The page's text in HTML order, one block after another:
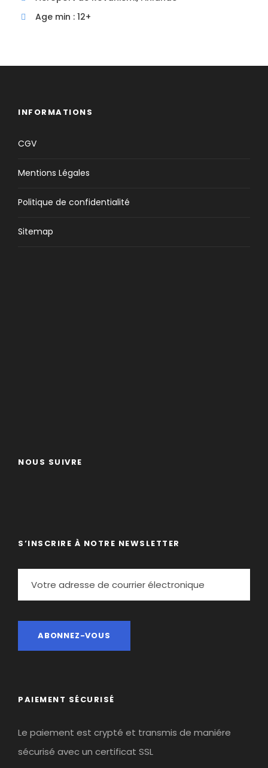
Age min : 12+
INFORMATIONS
CGV
Mentions Légales
Politique de confidentialité
Sitemap
NOUS SUIVRE
S’INSCRIRE À NOTRE NEWSLETTER
PAIEMENT SÉCURISÉ
Le paiement est crypté et transmis de maniére
sécurisé avec un certificat SSL